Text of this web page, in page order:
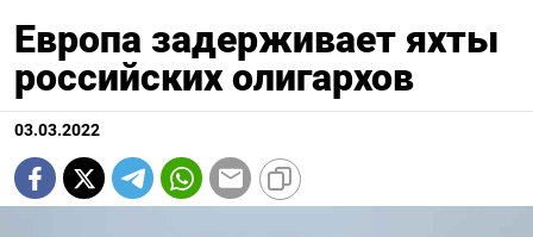
Европа задерживает яхты
российских олигархов
03.03.2022